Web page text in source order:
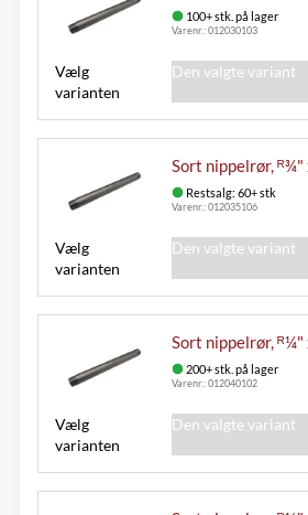
100+ stk. på lager
Varenr.:012030103
Vælg
varianten
Den valgte variant
Sort nippelrør, ᴿ¾"
Restsalg: 60+ stk
Varenr.:012035106
Vælg
varianten
Den valgte variant
Sort nippelrør, ᴿ¼"
200+ stk. på lager
Varenr.:012040102
Vælg
varianten
Den valgte variant